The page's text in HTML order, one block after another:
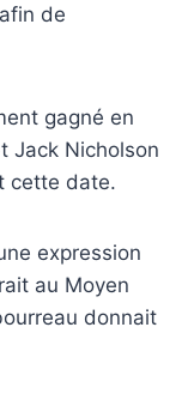
de
gagné en
Jack Nicholson
cette date.
expression
au Moyen
donnait